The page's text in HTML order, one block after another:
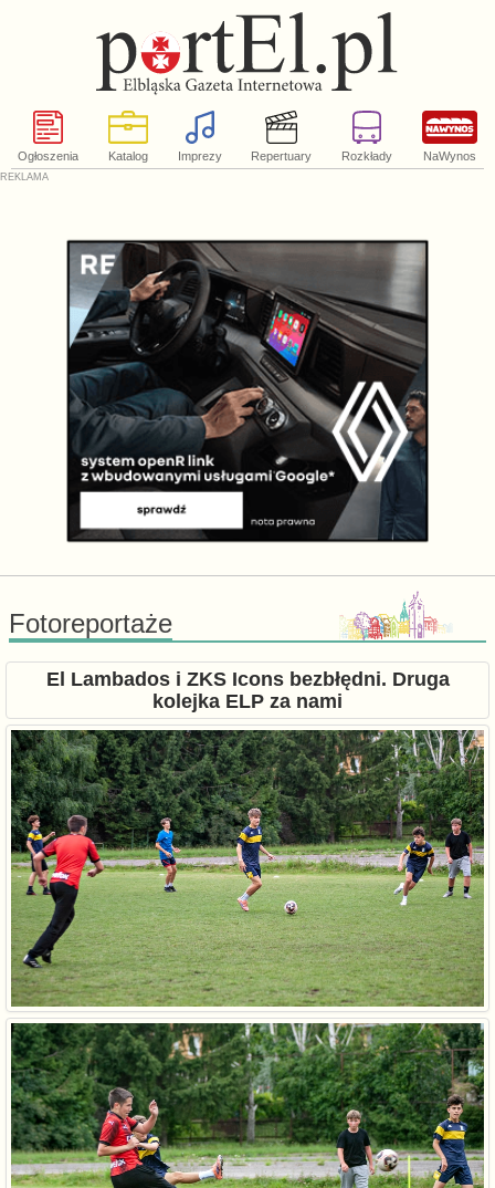
Ogłoszenia Katalog Imprezy Repertuary Rozkłady NaWynos
Fotoreportaże
El Lambados i ZKS Icons bezbłędni. Druga
kolejka ELP za nami